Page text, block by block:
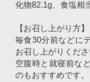
化物82.1g、食塩相
【お召し上がり方】
毎食30分前などに
お召し上がりくださ
空腹時と就寝前な
のもおすすめです。